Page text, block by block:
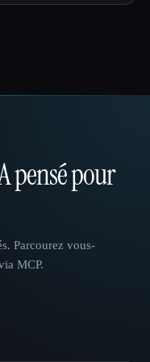
pensé pour
Parcourez vous-
MCP.